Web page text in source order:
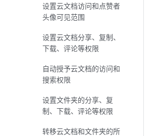
设置云文档访问和点赞者
头像可见范围
设置云文档分享、复制、
下载、评论等权限
自动授予云文档的访问和
搜索权限
设置文件夹的分享、复
制、下载、评论等权限
转移云文档和文件夹的所